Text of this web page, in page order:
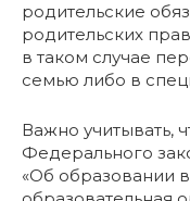
родительские
родительских
в таком случае
семью либо в
Важно учитывать,
Федерального
«Об образовании